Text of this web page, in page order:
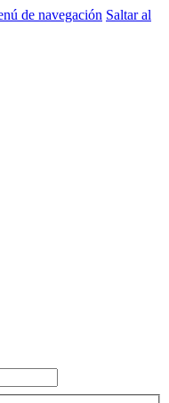
de navegación Saltar al